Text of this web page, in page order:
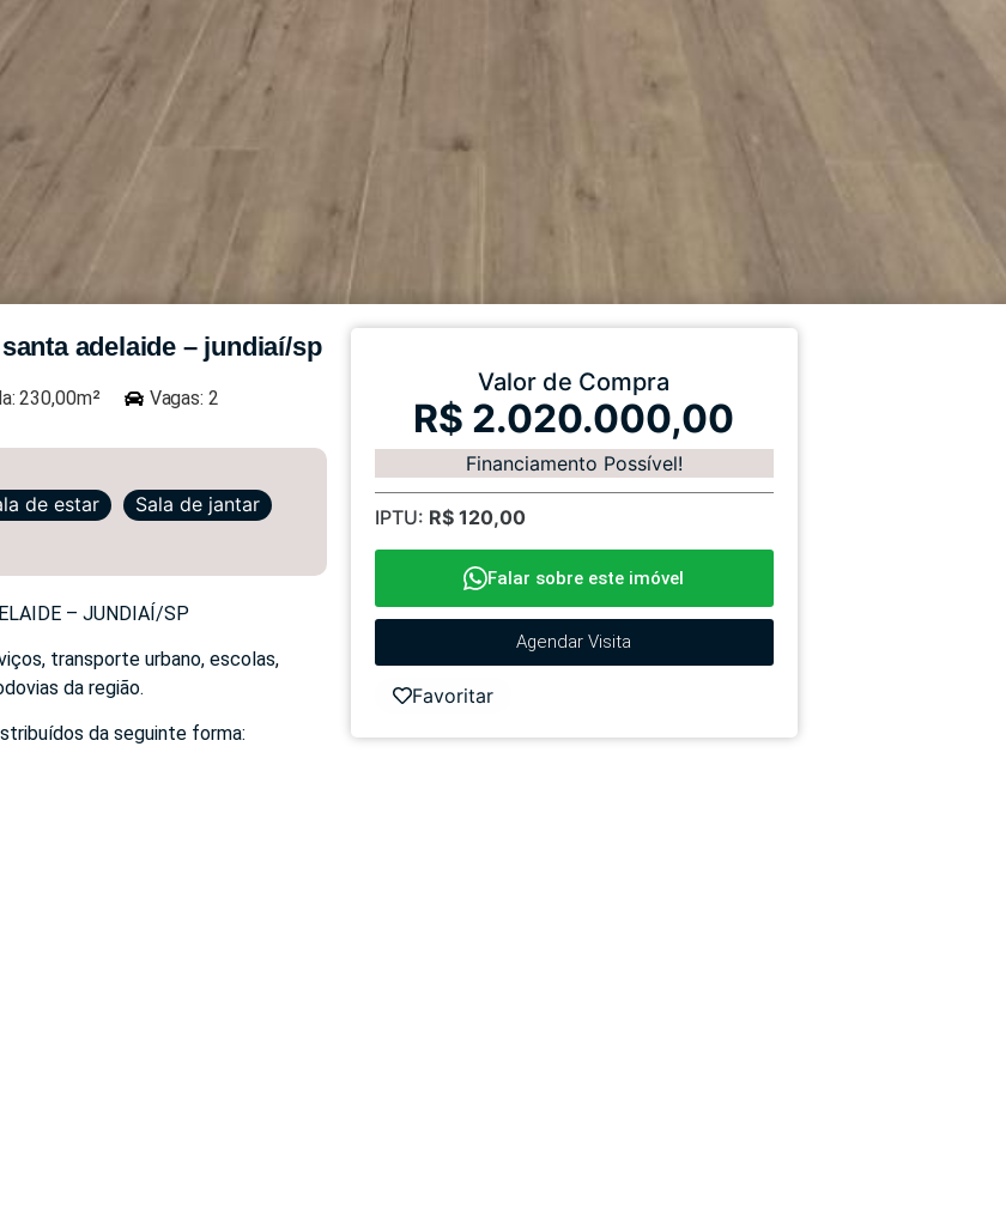
adelaide – jundiaí/sp
230,00m²
Vagas: 2
de estar
Sala de jantar
– JUNDIAÍ/SP
transporte urbano, escolas,
da região.
da seguinte forma:
Valor de Compra
R$ 2.020.000,00
Financiamento Possível!
IPTU: R$ 120,00
Falar sobre este imóvel
Agendar Visita
Favoritar